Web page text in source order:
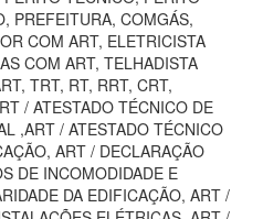
PREFEITURA, COMGÁS,
COM ART, ELETRICISTA
COM ART, TELHADISTA
TRT, RT, RRT, CRT,
/ ATESTADO TÉCNICO DE
,ART / ATESTADO TÉCNICO
ART / DECLARAÇÃO
DE INCOMODIDADE E
DA EDIFICAÇÃO, ART /